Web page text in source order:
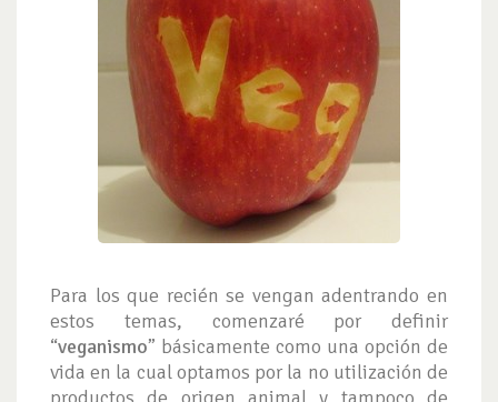
Para los que recién se vengan adentrando en
estos temas, comenzaré por definir
“veganismo” básicamente como una opción de
vida en la cual optamos por la no utilización de